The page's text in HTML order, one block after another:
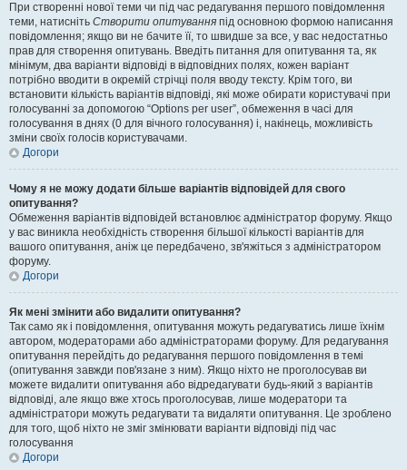
При створенні нової теми чи під час редагування першого повідомлення
теми, натисніть Створити опитування під основною формою написання
повідомлення; якщо ви не бачите її, то швидше за все, у вас недостатньо
прав для створення опитувань. Введіть питання для опитування та, як
мінімум, два варіанти відповіді в відповідних полях, кожен варіант
потрібно вводити в окремій стрічці поля вводу тексту. Крім того, ви
встановити кількість варіантів відповіді, які може обирати користувачі при
голосуванні за допомогою “Options per user”, обмеження в часі для
голосування в днях (0 для вічного голосування) і, накінець, можливість
зміни своїх голосів користувачами.
Догори
Чому я не можу додати більше варіантів відповідей для свого
опитування?
Обмеження варіантів відповідей встановлює адміністратор форуму. Якщо
у вас виникла необхідність створення більшої кількості варіантів для
вашого опитування, аніж це передбачено, зв'яжіться з адміністратором
форуму.
Догори
Як мені змінити або видалити опитування?
Так само як і повідомлення, опитування можуть редагуватись лише їхнім
автором, модераторами або адміністраторами форуму. Для редагування
опитування перейдіть до редагування першого повідомлення в темі
(опитування завжди пов'язане з ним). Якщо ніхто не проголосував ви
можете видалити опитування або відредагувати будь-який з варіантів
відповіді, але якщо вже хтось проголосував, лише модератори та
адміністратори можуть редагувати та видаляти опитування. Це зроблено
для того, щоб ніхто не зміг змінювати варіанти відповіді під час
голосування
Догори